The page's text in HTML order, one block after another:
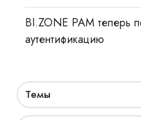
BI.ZONE PAM теперь
аутентификацию
Темы